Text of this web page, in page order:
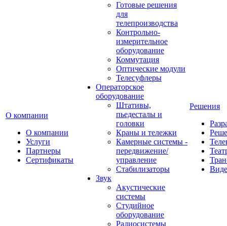
О компании
О компании
Услуги
Партнеры
Сертификаты
Готовые решения
для
телепроизводства
Контрольно-
измерительное
оборудование
Коммутация
Оптические модули
Телесуфлеры
Операторское
оборудование
Штативы,
пьедесталы и
головки
Краны и тележки
Камерные системы -
передвижение/
управление
Стабилизаторы
Звук
Акустические
системы
Студийное
оборудование
Радиосистемы
Решения